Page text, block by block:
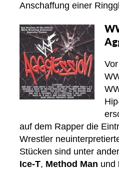
Anschaffung einer
auf dem Rapper die
Wrestler
Stücken sind unter
Ice-T, Method Man und